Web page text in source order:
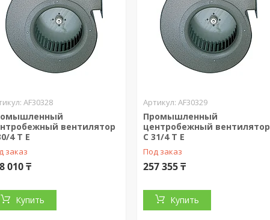
AF30328
вентилятор
4 T E
заказ
010 ₸
Купить
AF30329
Промышленный
центробежный вентилятор
C 31/4 T E
Под заказ
257 355 ₸
Купить